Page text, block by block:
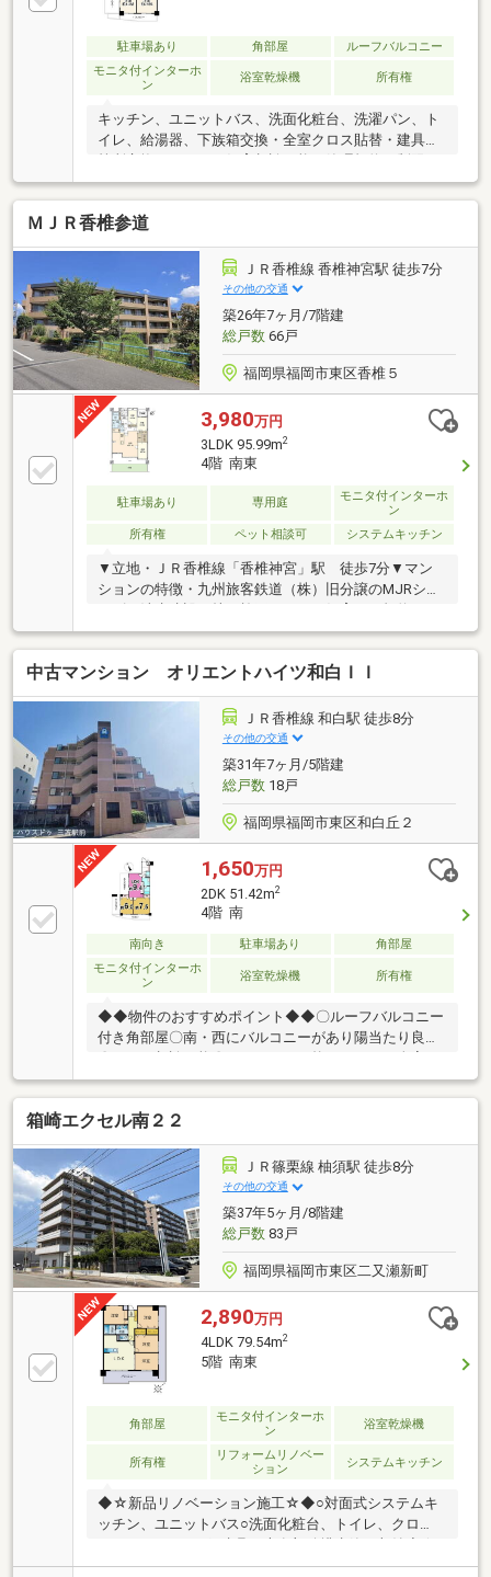
駐車場あり 角部屋
ルーフバルコニー
モニタ付インターホ
ン
浴室乾燥機 所有権
キッチン、ユニットバス、洗面化粧台、洗濯パン、ト
イレ、給湯器、下族箱交換・全室クロス貼替・建具全
箇所交換 ・ペット飼育相談可能（管理規約の制限
有）・角住戸 ・２面バルコニー・エレベーター有・
ＪＲ香椎線、西鉄貝塚線「和白」駅徒歩６分
ＭＪＲ香椎参道
ＪＲ香椎線 香椎神宮駅 徒歩7分
その他の交通
築26年7ヶ月/7階建
総戸数66戸
福岡県福岡市東区香椎５
3,980万円
3LDK 95.99m2
4階 南東
駐車場あり 専用庭
モニタ付インターホ
ン
所有権
ペット相談可 システムキッチン
▼立地・ＪＲ香椎線「香椎神宮」駅 徒歩7分▼マン
ションの特徴・九州旅客鉄道（株）旧分譲のMJRシリ
ーズ・清水建設（株）施工・ペット飼育可（規約によ
る制限あり）▼お部屋の特徴・専有面積95.99平米のゆ
とりのある3LDK・約24.1帖の広々としたLDK・専用庭
付き住戸・下階に住戸が無いため、足音等を気にせず
お過ごしいただけます。・南東向きで日当たり良好・
各居室に収納あり▼リフォーム内容（令和4年2月実
施）・間取り変更(4LDK→3LDK)・キッチン交換・浴室
交換・洗面化粧台交換・トイレ交換・フローリング張
替(LDK部分)・クロス貼替
中古マンション オリエントハイツ和白ＩＩ
ＪＲ香椎線 和白駅 徒歩8分
その他の交通
築31年7ヶ月/5階建
総戸数18戸
福岡県福岡市東区和白丘２
1,650万円
2DK 51.42m2
4階 南
南向き 駐車場あり
角部屋
モニタ付インターホ
ン
浴室乾燥機 所有権
◆◆物件のおすすめポイント◆◆〇ルーフバルコニー
付き角部屋〇南・西にバルコニーがあり陽当たり良好
ローリング〇食器洗浄乾燥機付きのシステムキッチ
ン お家のご相談は＼ハウスドゥ三苫駅前まで／物件
情報がほしい方には、「マイページ登録」「新家便」
がおすすめです♪ご自身で探さなくても新着物件の情
報が送られてきます！お気軽にぽちっと押してみてく
ださいね＾＾
箱崎エクセル南２２
ＪＲ篠栗線 柚須駅 徒歩8分
その他の交通
築37年5ヶ月/8階建
総戸数83戸
福岡県福岡市東区二又瀬新町
2,890万円
4LDK 79.54m2
5階 南東
角部屋
モニタ付インターホ
ン
浴室乾燥機
所有権
リフォームリノベー
ション
システムキッチン
◆☆新品リノベーション施工☆◆○対面式システムキ
ッチン、ユニットバス○洗面化粧台、トイレ、クロ
物件の特徴☆◆〇筥松小学校・箱崎清松中学校〇ＪＲ